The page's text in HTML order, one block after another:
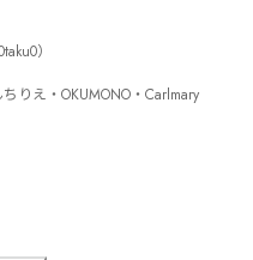
）
りえ・OKUMONO・Carlmary